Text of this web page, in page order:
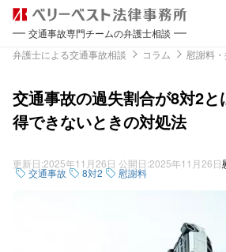
交通事故専門チームの弁護士相談
弁護士による交通事故相談
コラム 慰謝料
交通事故の過失割合が8対2
得できないときの対処法
更新日:2025年11月26日 公開日:2025年11月26日
交通事故 8対2 慰謝料